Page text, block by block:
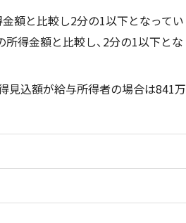
額と比較し2分の1以下となってい
所得金額と比較し、2分の1以下とな
込額が給与所得者の場合は841万